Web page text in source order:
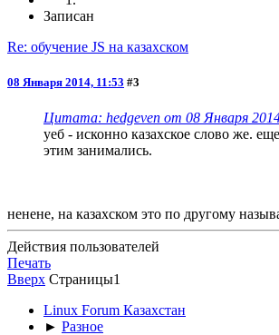
Записан
Re: обучение JS на казахском
08 Января 2014, 11:53 #3
Цитата: hedgeven от 08 Января
уеб - исконно казахское слово же.
этим занимались.
ненене, на казахском это по другому
Действия пользователей
Печать
Вверх Страницы1
Linux Forum Казахстан
► Разное